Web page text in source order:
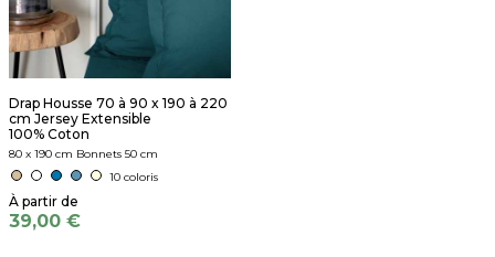
Drap Housse 70 à 90 x 190 à 220
cm Jersey Extensible
100% Coton
80 x 190 cm Bonnets 50 cm
10 coloris
39,00 €